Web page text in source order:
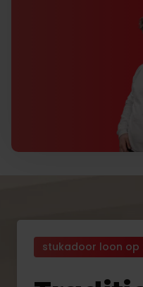
stukadoor loon op